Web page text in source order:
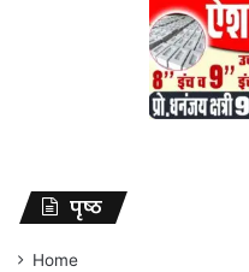
पृष्ठ
Home